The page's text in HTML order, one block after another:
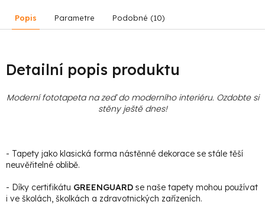
Popis Parametre Podobné (10)
Detailní popis produktu
Moderní fototapeta na zeď do moderního interiéru. Ozdobte si
stěny ještě dnes!
- Tapety jako klasická forma nástěnné dekorace se stále těší
neuvěřitelné oblibě.
- Díky certifikátu GREENGUARD se naše tapety mohou používat
i ve školách, školkách a zdravotnických zařízeních.